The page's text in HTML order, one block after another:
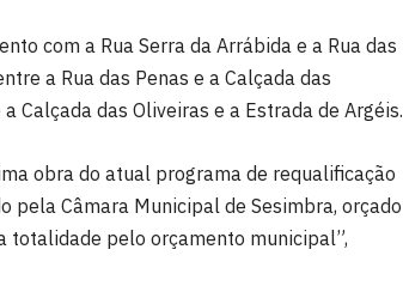
com a Rua Serra da Arrábida e a Rua das
a Rua das Penas e a Calçada das
Calçada das Oliveiras e a Estrada de Argéis.
obra do atual programa de requalificação
pela Câmara Municipal de Sesimbra, orçado
totalidade pelo orçamento municipal”,